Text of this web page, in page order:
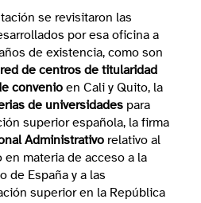
se revisitaron las
por esa oficina a
de existencia, como son
red de centros de titularidad
convenio en Cali y Quito, la
de universidades para
superior española, la firma
Administrativo relativo al
materia de acceso a la
de España y a las
superior en la República